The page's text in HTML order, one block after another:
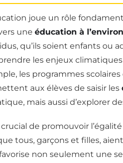
joue un rôle
une éducation à
qu’ils soient enfants ou
les enjeux
les programmes
aux élèves de saisir les
mais aussi d’explorer
de promouvoir
tous, garçons et filles,
non seulement une